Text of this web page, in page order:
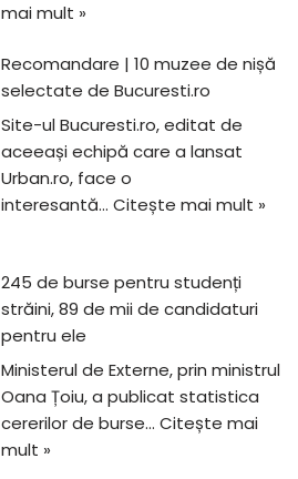
mai mult »
Recomandare | 10 muzee de nișă
selectate de Bucuresti.ro
Site-ul Bucuresti.ro, editat de
aceeași echipă care a lansat
Urban.ro, face o
interesantă… Citește mai mult »
245 de burse pentru studenți
străini, 89 de mii de candidaturi
pentru ele
Ministerul de Externe, prin ministrul
Oana Țoiu, a publicat statistica
cererilor de burse… Citește mai
mult »